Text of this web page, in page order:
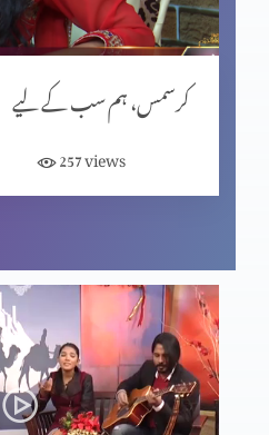
کرسمس، ہم سب کے لیے
257views